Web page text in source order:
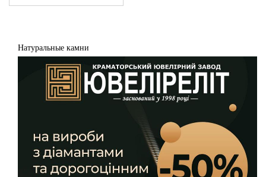
Натуральные камни